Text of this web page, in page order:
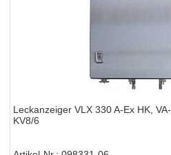
Leckanzeiger VLX 330 A-Ex HK,
KV8/6